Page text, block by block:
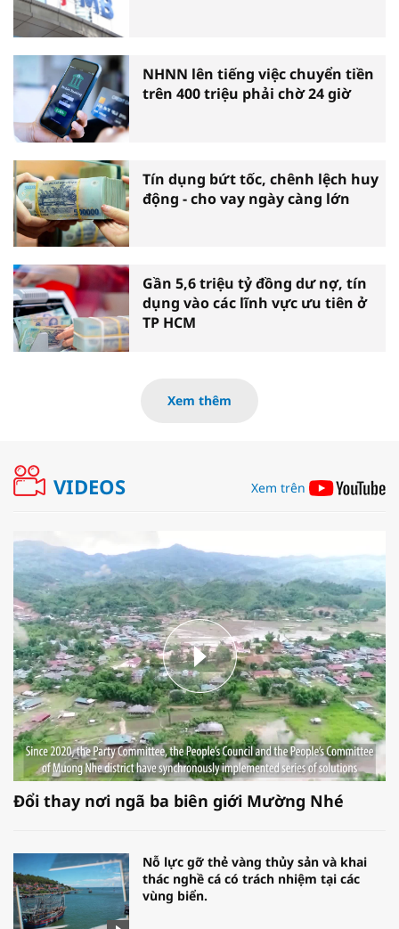
NHNN lên tiếng việc chuyển tiền
trên 400 triệu phải chờ 24 giờ
Tín dụng bứt tốc, chênh lệch huy
động - cho vay ngày càng lớn
Gần 5,6 triệu tỷ đồng dư nợ, tín
dụng vào các lĩnh vực ưu tiên ở
TP HCM
Xem thêm
VIDEOS Xem trên
Đổi thay nơi ngã ba biên giới Mường Nhé
Nỗ lực gỡ thẻ vàng thủy sản và khai
thác nghề cá có trách nhiệm tại các
vùng biển.